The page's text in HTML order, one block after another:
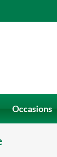
Occasions